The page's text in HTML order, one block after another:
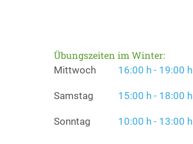
Übungszeiten im Winter:
Mittwoch 16:00 h - 19:00 h
Samstag 15:00 h - 18:00 h
Sonntag 10:00 h - 13:00 h